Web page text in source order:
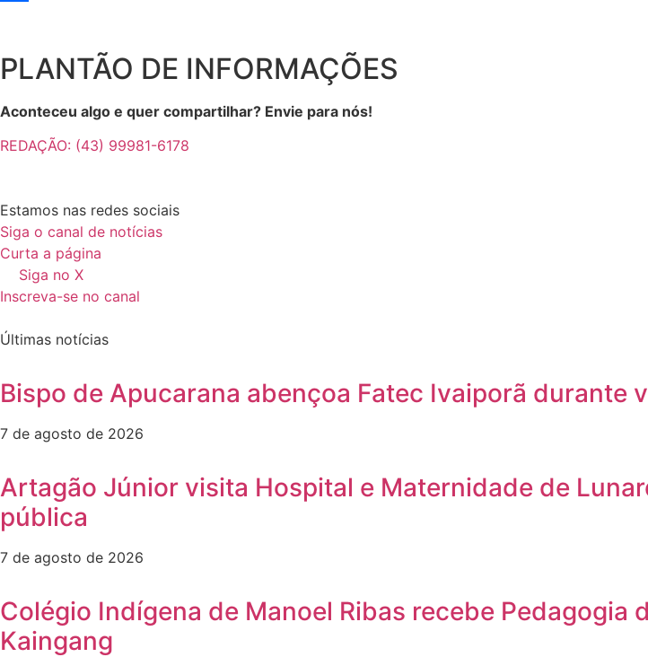
PLANTÃO DE INFORMAÇÕES
Aconteceu algo e quer compartilhar? Envie para nós!
REDAÇÃO: (43) 99981-6178
Estamos nas redes sociais
Siga o canal de notícias
Curta a página
Siga no X
Inscreva-se no canal
Últimas notícias
Bispo de Apucarana abençoa Fatec Ivaiporã durante
7 de agosto de 2026
Artagão Júnior visita Hospital e Maternidade de
pública
7 de agosto de 2026
Colégio Indígena de Manoel Ribas recebe Pedagogia
Kaingang